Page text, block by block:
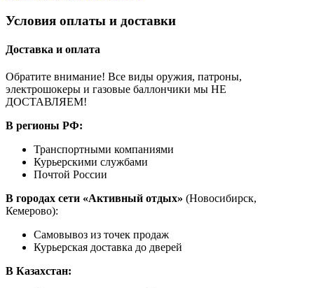
Условия оплаты и доставки
Доставка и оплата
Обратите внимание! Все виды оружия, патроны,
электрошокеры и газовые баллончики мы НЕ
ДОСТАВЛЯЕМ!
В регионы РФ:
Транспортными компаниями
Курьерскими службами
Почтой России
В городах сети «Активный отдых» (Новосибирск,
Кемерово):
Самовывоз из точек продаж
Курьерская доставка до дверей
В Казахстан: